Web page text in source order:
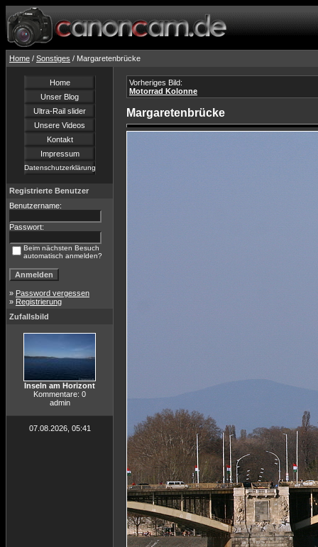
Home / Sonstiges / Margaretenbrücke
Home
Unser Blog
Ultra-Rail slider
Unsere Videos
Kontakt
Impressum
Datenschutzerklärung
Registrierte Benutzer
Benutzername:
Passwort:
Beim nächsten Besuch
automatisch anmelden?
» Password vergessen
» Registrierung
Zufallsbild
Inseln am Horizont
Kommentare: 0
admin
07.08.2026, 05:41
Vorheriges Bild:
Motorrad Kolonne
Margaretenbrücke